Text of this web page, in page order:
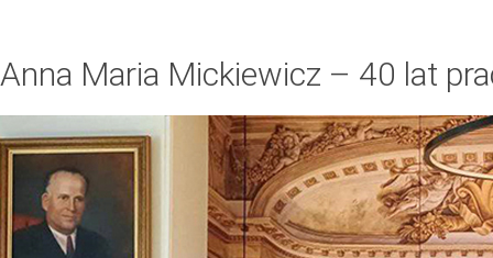
Anna Maria Mickiewicz – 40 lat